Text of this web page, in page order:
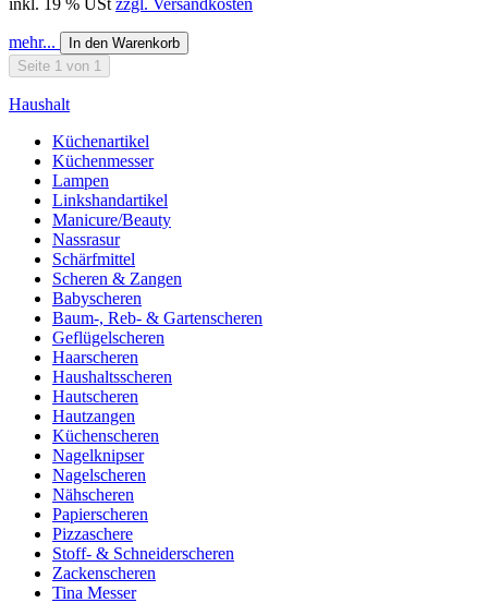
mehr...
In den Warenkorb
Seite 1 von 1
Haushalt
Küchenartikel
Küchenmesser
Lampen
Linkshandartikel
Manicure/Beauty
Nassrasur
Schärfmittel
Scheren & Zangen
Babyscheren
Baum-, Reb- & Gartenscheren
Geflügelscheren
Haarscheren
Haushaltsscheren
Hautscheren
Hautzangen
Küchenscheren
Nagelknipser
Nagelscheren
Nähscheren
Papierscheren
Pizzaschere
Stoff- & Schneiderscheren
Zackenscheren
Tina Messer